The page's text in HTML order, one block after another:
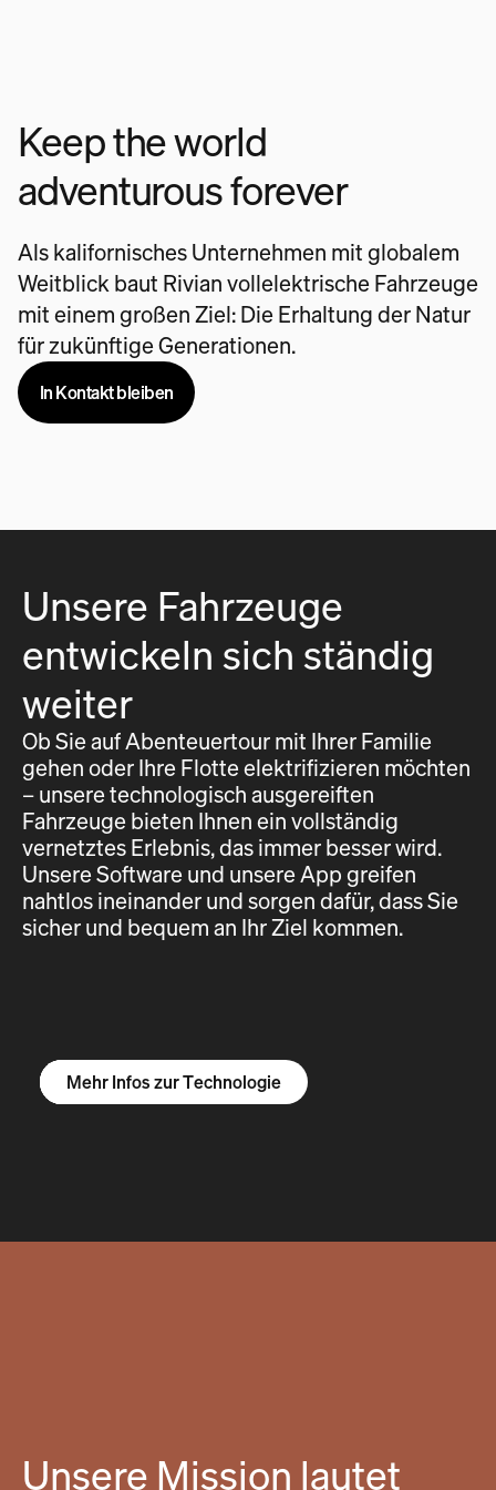
Keep the world
adventurous forever
Als kalifornisches Unternehmen mit globalem
Weitblick baut Rivian vollelektrische Fahrzeuge
mit einem großen Ziel: Die Erhaltung der Natur
für zukünftige Generationen.
In Kontakt bleiben
Unsere Fahrzeuge
entwickeln sich ständig
weiter
Ob Sie auf Abenteuertour mit Ihrer Familie
gehen oder Ihre Flotte elektrifizieren möchten
– unsere technologisch ausgereiften
Fahrzeuge bieten Ihnen ein vollständig
vernetztes Erlebnis, das immer besser wird.
Unsere Software und unsere App greifen
nahtlos ineinander und sorgen dafür, dass Sie
sicher und bequem an Ihr Ziel kommen.
Mehr Infos zum R1S
Mehr Infos zum R1T
Mehr Infos zu Vans
Mehr Infos zur Technologie
Unsere Mission lautet